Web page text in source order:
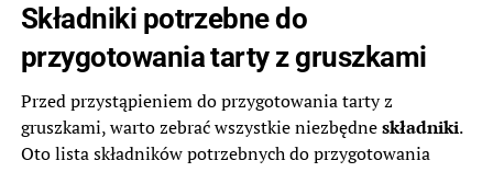
Składniki potrzebne do
przygotowania tarty z gruszkami
Przed przystąpieniem do przygotowania tarty z
gruszkami, warto zebrać wszystkie niezbędneskładniki.
Oto lista składników potrzebnych do przygotowania